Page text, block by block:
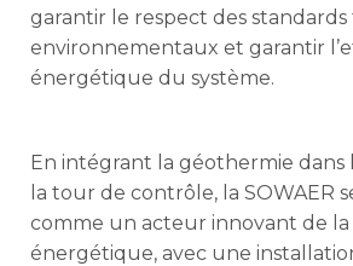
garantir le respect des
environnementaux et garantir
énergétique du système.
En intégrant la géothermie dans
la tour de contrôle, la SOWAER
comme un acteur innovant de la
énergétique, avec une